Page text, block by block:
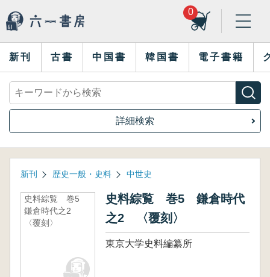
0
新刊 古書 中国書 韓国書 電子書籍
詳細検索
新刊 歴史一般・史料 中世史
史料綜覧 巻5
鎌倉時代之2
〈覆刻〉
史料綜覧 巻5 鎌倉時代
之2 〈覆刻〉
東京大学史料編纂所